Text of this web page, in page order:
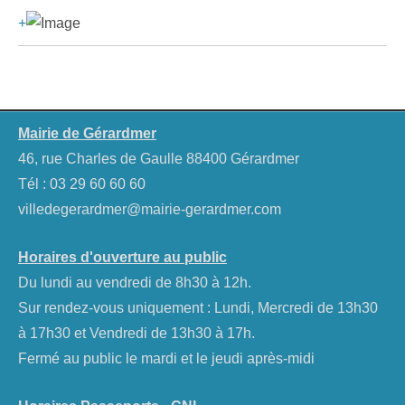
+
Mairie de Gérardmer
46, rue Charles de Gaulle 88400 Gérardmer
Tél : 03 29 60 60 60
villedegerardmer@mairie-gerardmer.com
Horaires d'ouverture au public
Du lundi au vendredi de 8h30 à 12h.
Sur rendez-vous uniquement : Lundi, Mercredi de 13h30
à 17h30 et Vendredi de 13h30 à 17h.
Fermé au public le mardi et le jeudi après-midi